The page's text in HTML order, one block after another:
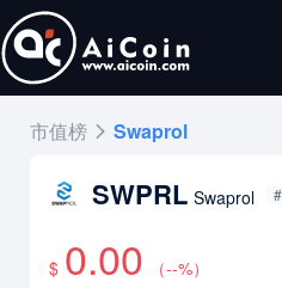
市值榜 Swaprol
SWPRL Swaprol
$ 0.00 （--%）